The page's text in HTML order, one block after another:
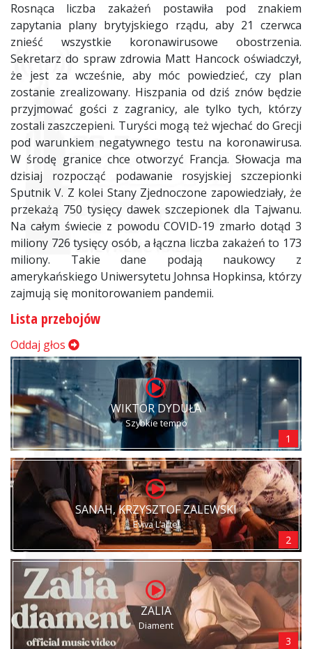
Rosnąca liczba zakażeń postawiła pod znakiem
zapytania plany brytyjskiego rządu, aby 21 czerwca
znieść wszystkie koronawirusowe obostrzenia.
Sekretarz do spraw zdrowia Matt Hancock oświadczył,
że jest za wcześnie, aby móc powiedzieć, czy plan
zostanie zrealizowany. Hiszpania od dziś znów będzie
przyjmować gości z zagranicy, ale tylko tych, którzy
zostali zaszczepieni. Turyści mogą też wjechać do Grecji
pod warunkiem negatywnego testu na koronawirusa.
W środę granice chce otworzyć Francja. Słowacja ma
dzisiaj rozpocząć podawanie rosyjskiej szczepionki
Sputnik V. Z kolei Stany Zjednoczone zapowiedziały, że
przekażą 750 tysięcy dawek szczepionek dla Tajwanu.
Na całym świecie z powodu COVID-19 zmarło dotąd 3
miliony 726 tysięcy osób, a łączna liczba zakażeń to 173
miliony. Takie dane podają naukowcy z
amerykańskiego Uniwersytetu Johnsa Hopkinsa, którzy
zajmują się monitorowaniem pandemii.
Lista przebojów
Oddaj głos
WIKTOR DYDUŁA
Szybkie tempo
1
SANAH, KRZYSZTOF ZALEWSKI
Eviva L’arte!
2
ZALIA
Diament
3